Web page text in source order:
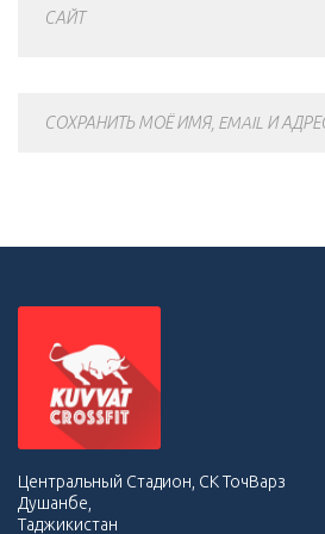
САЙТ
СОХРАНИТЬ МОЁ ИМЯ, EMAIL И
Центральный Стадион, СК ТочВарз
Душанбе,
Таджикистан